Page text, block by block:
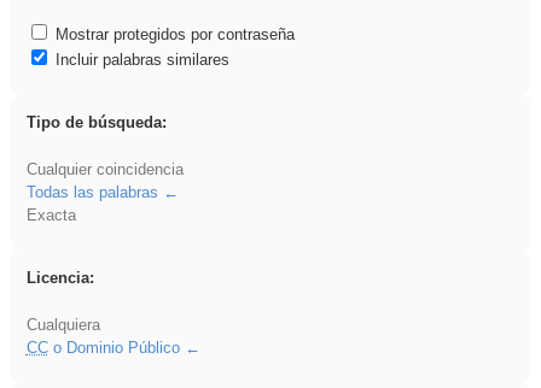
Mostrar protegidos por contraseña
Incluir palabras similares
Tipo de búsqueda:
Cualquier coincidencia
Todas las palabras
Exacta
Licencia:
Cualquiera
CCo Dominio Público